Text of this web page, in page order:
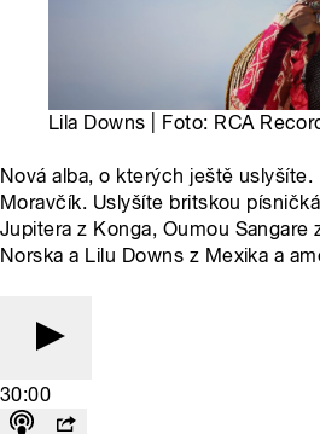
Lila Downs | Foto: RCA
Nová alba, o kterých ještě uslyšíte.
Moravčík. Uslyšíte britskou
Jupitera z Konga, Oumou Sangare
Norska a Lilu Downs z Mexika a
30:00